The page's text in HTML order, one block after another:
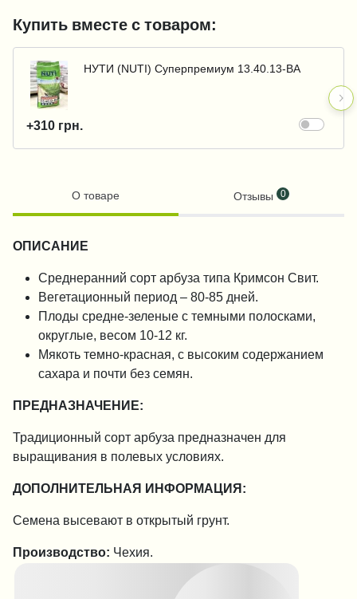
Купить вместе с товаром:
НУТИ (NUTI) Суперпремиум 13.40.13-BA
+310 грн.
О товаре Отзывы 0
ОПИСАНИЕ
Среднеранний сорт арбуза типа Кримсон Свит.
Вегетационный период – 80-85 дней.
Плоды средне-зеленые с темными полосками,
округлые, весом 10-12 кг.
Мякоть темно-красная, с высоким содержанием
сахара и почти без семян.
ПРЕДНАЗНАЧЕНИЕ:
Традиционный сорт арбуза предназначен для
выращивания в полевых условиях.
ДОПОЛНИТЕЛЬНАЯ ИНФОРМАЦИЯ:
Семена высевают в открытый грунт.
Производство: Чехия.